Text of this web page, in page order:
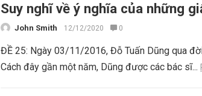
Suy nghĩ về ý nghĩa của những
John Smith 12/12/2020 0
ĐỀ 25: Ngày 03/11/2016, Đỗ Tuấn Dũng qua
Cách đây gần một năm, Dũng được các bác sĩ...